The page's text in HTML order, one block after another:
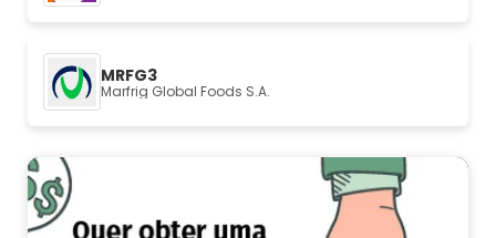
MRFG3
Marfrig Global Foods S.A.